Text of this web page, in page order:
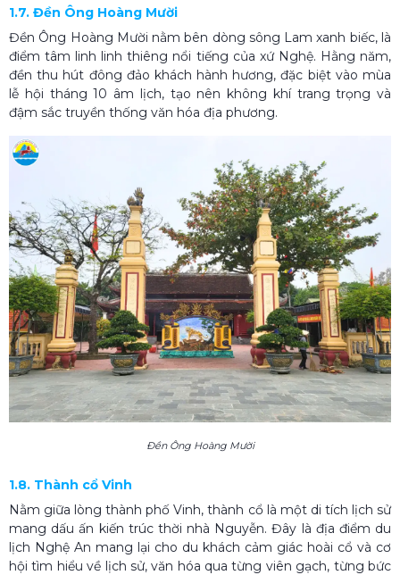
1.7. Đền Ông Hoàng Mười
Đền Ông Hoàng Mười nằm bên dòng sông Lam xanh biếc, là
điểm tâm linh linh thiêng nổi tiếng của xứ Nghệ. Hằng năm,
đền thu hút đông đảo khách hành hương, đặc biệt vào mùa
lễ hội tháng 10 âm lịch, tạo nên không khí trang trọng và
đậm sắc truyền thống văn hóa địa phương.
Đền Ông Hoàng Mười
1.8. Thành cổ Vinh
Nằm giữa lòng thành phố Vinh, thành cổ là một di tích lịch sử
mang dấu ấn kiến trúc thời nhà Nguyễn. Đây là địa điểm du
lịch Nghệ An mang lại cho du khách cảm giác hoài cổ và cơ
hội tìm hiểu về lịch sử, văn hóa qua từng viên gạch, từng bức